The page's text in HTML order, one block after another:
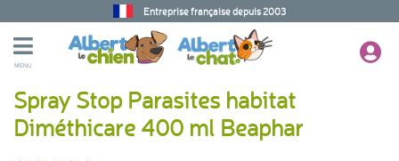
Entreprise française depuis 2003
MENU
Spray Stop Parasites habitat
Diméthicare 400 ml Beaphar